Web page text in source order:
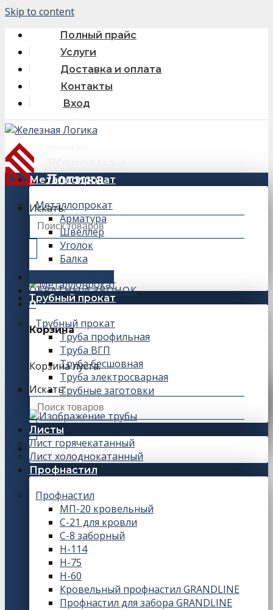
Skip to content
Полный прайс
Услуги
Доставка и оплата
Контакты
Вход
Искать:
ОБРАТНЫЙ ЗВОНОК
0
Корзина
Корзина пуста.
Искать:
Металлопрокат
Металлопрокат
Арматура
Швеллер
Уголок
Балка
Трубный прокат
Трубный прокат
Труба профильная
Труба ВГП
Труба бесшовная
Труба электросварная
Трубные заготовки
Листы
Лист горячекатанный
Лист холоднокатанный
Профнастил
Профнастил
МП-20 кровельный
С-21 для кровли
С-8 заборный
Н-114
Н-75
Н-60
Кровельный профнастил GRANDLINE
Профнастил для забора GRANDLINE